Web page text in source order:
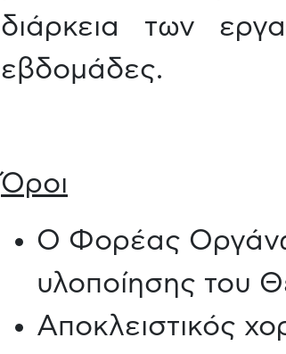
διάρκεια των
εβδομάδες.
Όροι
Ο Φορέας
υλοποίησης του
Αποκλειστικός